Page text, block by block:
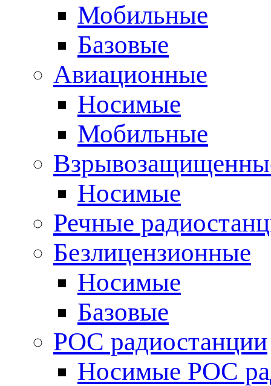
Мобильные
Базовые
Авиационные
Носимые
Мобильные
Носимые
Речные
Безлицензионные
Носимые
Базовые
POC радиостанции
Носимые POC